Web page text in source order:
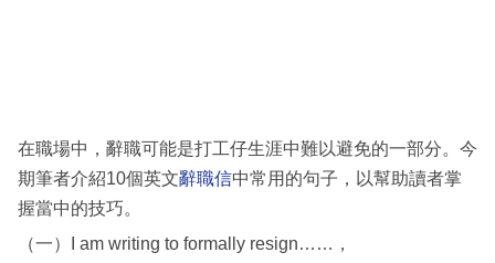
閱
專
在職場中，辭職可能是打工仔生涯中難以避免的一部分。今
期筆者介紹10個英文辭職信中常用的句子，以幫助讀者掌
握當中的技巧。
（一）I am writing to formally resign……，